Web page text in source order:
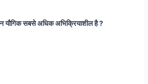
यौगिक सबसे अधिक अभिक्रियाशील है ?